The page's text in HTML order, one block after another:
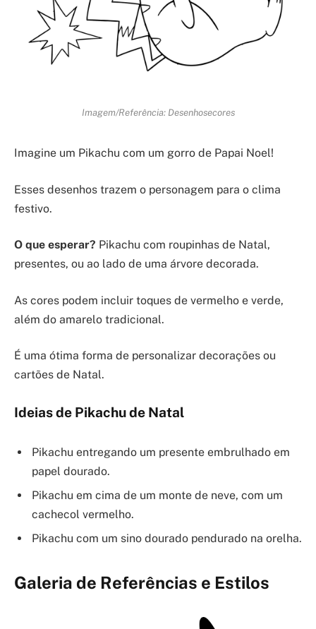
Imagem/Referência: Desenhosecores
Imagine um Pikachu com um gorro de Papai Noel!
Esses desenhos trazem o personagem para o clima
festivo.
O que esperar? Pikachu com roupinhas de Natal,
presentes, ou ao lado de uma árvore decorada.
As cores podem incluir toques de vermelho e verde,
além do amarelo tradicional.
É uma ótima forma de personalizar decorações ou
cartões de Natal.
Ideias de Pikachu de Natal
Pikachu entregando um presente embrulhado em
papel dourado.
Pikachu em cima de um monte de neve, com um
cachecol vermelho.
Pikachu com um sino dourado pendurado na orelha.
Galeria de Referências e Estilos